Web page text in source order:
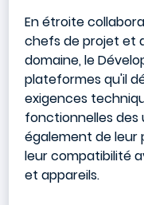
En étroite
chefs de projet et
domaine, le
plateformes qu'il
exigences
fonctionnelles des
également de leur
leur compatibilité
et appareils.